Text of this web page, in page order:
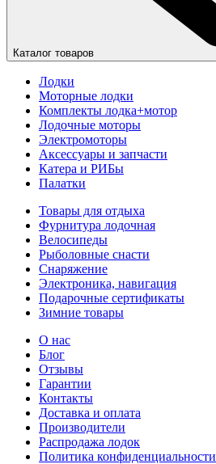
Каталог товаров
Лодки
Моторные лодки
Комплекты лодка+мотор
Лодочные моторы
Электромоторы
Аксессуары и запчасти
Катера и РИБы
Палатки
Товары для отдыха
Фурнитура лодочная
Велосипеды
Рыболовные снасти
Снаряжение
Электроника, навигация
Подарочные сертификаты
Зимние товары
О нас
Блог
Отзывы
Гарантии
Контакты
Доставка и оплата
Производители
Распродажа лодок
Политика конфиденциальности